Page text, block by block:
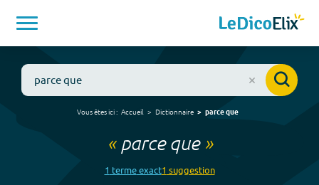
Vous êtes ici : Accueil Dictionnaire parce que
« parce que»
1 termeexact1 suggestion